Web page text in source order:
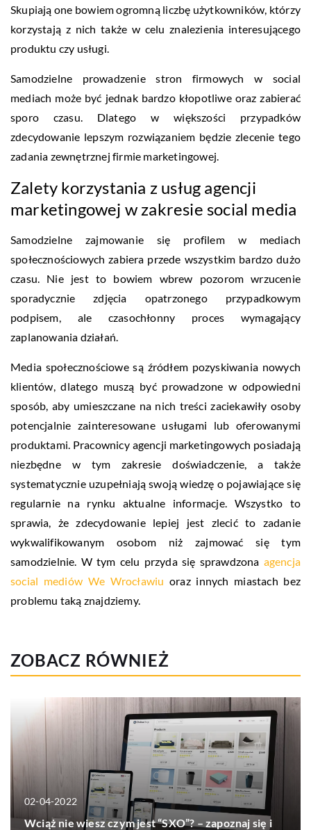
Skupiają one bowiem ogromną liczbę użytkowników, którzy
korzystają z nich także w celu znalezienia interesującego
produktu czy usługi.
Samodzielne prowadzenie stron firmowych w social
mediach może być jednak bardzo kłopotliwe oraz zabierać
sporo czasu. Dlatego w większości przypadków
zdecydowanie lepszym rozwiązaniem będzie zlecenie tego
zadania zewnętrznej firmie marketingowej.
Zalety korzystania z usług agencji
marketingowej w zakresie social media
Samodzielne zajmowanie się profilem w mediach
społecznościowych zabiera przede wszystkim bardzo dużo
czasu. Nie jest to bowiem wbrew pozorom wrzucenie
sporadycznie zdjęcia opatrzonego przypadkowym
podpisem, ale czasochłonny proces wymagający
zaplanowania działań.
Media społecznościowe są źródłem pozyskiwania nowych
klientów, dlatego muszą być prowadzone w odpowiedni
sposób, aby umieszczane na nich treści zaciekawiły osoby
potencjalnie zainteresowane usługami lub oferowanymi
produktami. Pracownicy agencji marketingowych posiadają
niezbędne w tym zakresie doświadczenie, a także
systematycznie uzupełniają swoją wiedzę o pojawiające się
regularnie na rynku aktualne informacje. Wszystko to
sprawia, że zdecydowanie lepiej jest zlecić to zadanie
wykwalifikowanym osobom niż zajmować się tym
samodzielnie. W tym celu przyda się sprawdzona agencja
social mediów We Wrocławiu oraz innych miastach bez
problemu taką znajdziemy.
ZOBACZ RÓWNIEŻ
02-04-2022
Wciąż nie wiesz czym jest “SXO”? – zapoznaj się i